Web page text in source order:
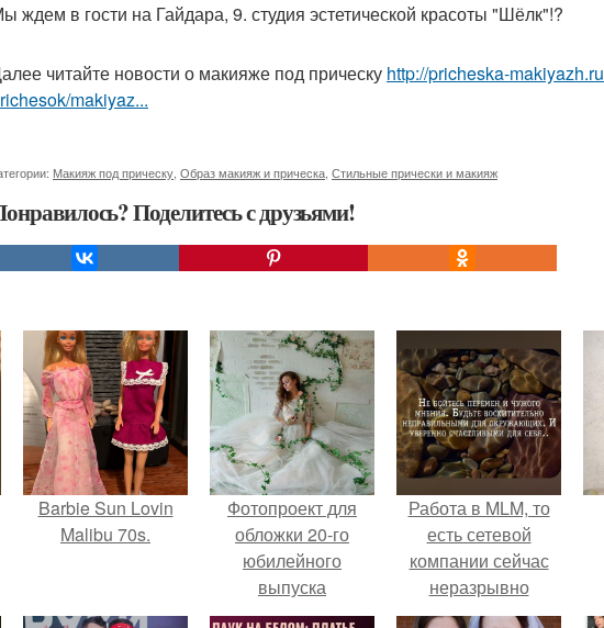
ждем в гости на Гайдара, 9. студия эстетической красоты "Шёлк"!?
читайте новости о макияже под прическу http://pricheska-
makiyaz...
Макияж под прическу Образ макияж и прическа Стильные прически и макияж
Поделитесь с друзьями!
Barbie Sun Lovin
Malibu 70s.
Фотопроект для
обложки 20-го
юбилейного
выпуска
свадебного
Работа в MLM, то
есть сетевой
компании сейчас
неразрывно
связана с создание